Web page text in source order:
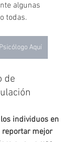
algunas
todas.
Aquí
de
los individuos en
reportar mejor